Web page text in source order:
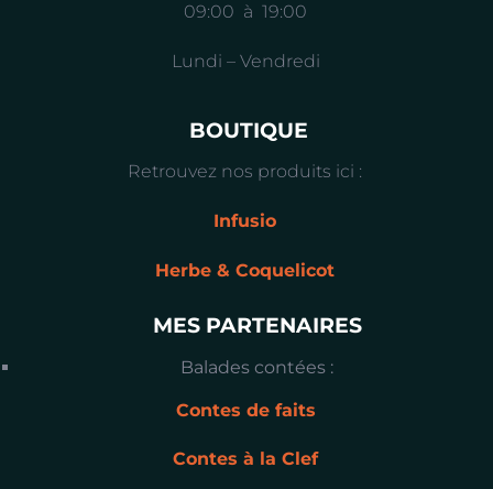
Retrouvez nos produits ici :
Infusio
Herbe & Coquelicot
09:00 à 19:00
Lundi – Vendredi
BOUTIQUE
MES PARTENAIRES
Balades contées :
Contes de faits
Contes à la Clef